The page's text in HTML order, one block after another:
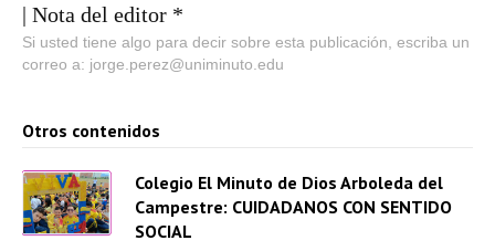
| Nota del editor *
Si usted tiene algo para decir sobre esta publicación, escriba un
correo a: jorge.perez@uniminuto.edu
Otros contenidos
Colegio El Minuto de Dios Arboleda del
Campestre: CUIDADANOS CON SENTIDO
SOCIAL